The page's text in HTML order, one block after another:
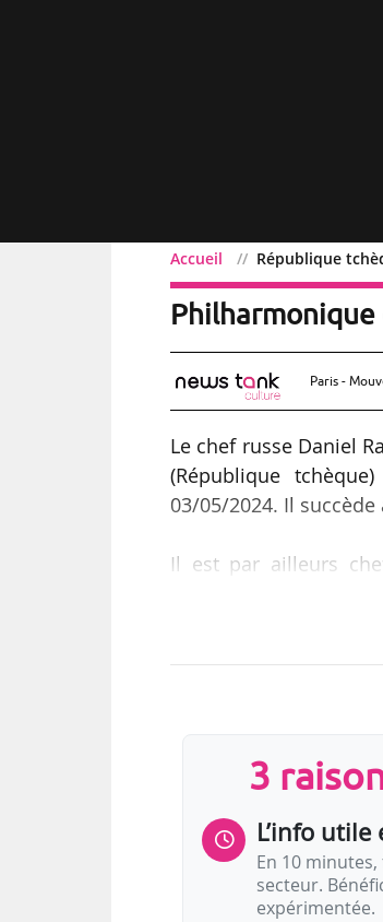
Accueil République
République
Philharmonique
Paris -
Le chef russe Daniel
(République
03/05/2024. Il
Il est par ailleurs
invité de l’Orchestre
Créé en 1954 sous le
nom actuel en 1971.
3
L’info
En 10
secteur.
expérimentée.